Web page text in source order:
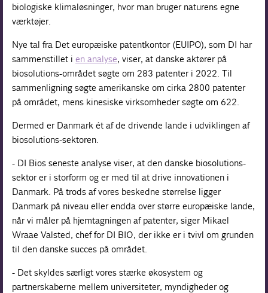
biologiske klimaløsninger, hvor man bruger naturens egne
værktøjer.
Nye tal fra Det europæiske patentkontor (EUIPO), som DI har
sammenstillet ien analyse, viser, at danske aktører på
biosolutions-området søgte om 283 patenter i 2022. Til
sammenligning søgte amerikanske om cirka 2800 patenter
på området, mens kinesiske virksomheder søgte om 622.
Dermed er Danmark ét af de drivende lande i udviklingen af
biosolutions-sektoren.
- DI Bios seneste analyse viser, at den danske biosolutions-
sektor er i storform og er med til at drive innovationen i
Danmark. På trods af vores beskedne størrelse ligger
Danmark på niveau eller endda over større europæiske lande,
når vi måler på hjemtagningen af patenter, siger Mikael
Wraae Valsted, chef for DI BIO, der ikke er i tvivl om grunden
til den danske succes på området.
- Det skyldes særligt vores stærke økosystem og
partnerskaberne mellem universiteter, myndigheder og